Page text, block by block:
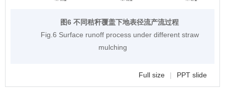
图6 不同秸秆覆盖下地表径流产流过程
Fig.6 Surface runoff process under different straw
mulching
Full size | PPT slide